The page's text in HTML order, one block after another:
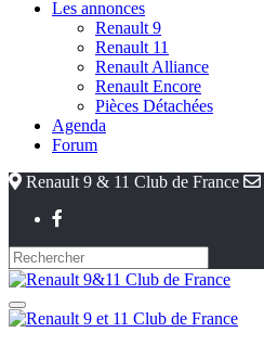
Les annonces
Renault 9
Renault 11
Renault Alliance
Renault Encore
Pièces Détachées
Agenda
Forum
Renault 9 & 11 Club de France